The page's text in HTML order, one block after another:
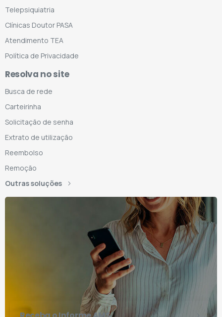
Telepsiquiatria
Clínicas Doutor PASA
Atendimento TEA
Política de Privacidade
Resolva no site
Busca de rede
Carteirinha
Solicitação de senha
Extrato de utilização
Reembolso
Remoção
Outras soluções